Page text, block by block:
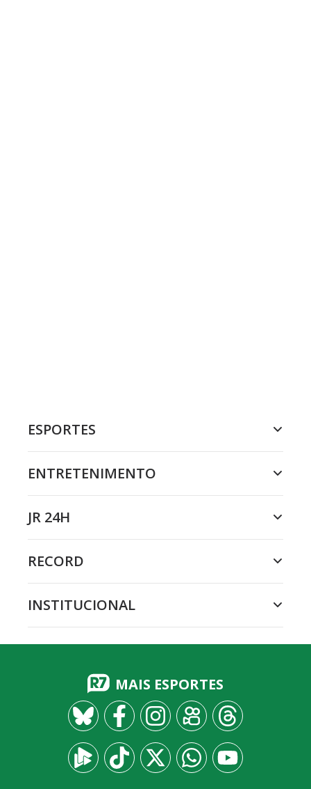
ESPORTES
ENTRETENIMENTO
JR 24H
RECORD
INSTITUCIONAL
MAIS ESPORTES